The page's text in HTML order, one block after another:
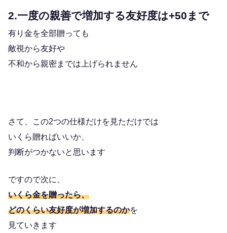
2.一度の親善で増加する友好度は+50まで
有り金を全部贈っても
敵視から友好や
不和から親密までは上げられません
さて、この2つの仕様だけを見ただけでは
いくら贈ればいいか、
判断がつかないと思います
ですので次に、
いくら金を贈ったら、
どのくらい友好度が増加するのかを
見ていきます